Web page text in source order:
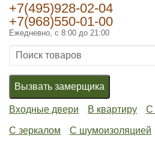
+7(495)928-02-04
+7(968)550-01-00
Ежедневно, с 8:00 до 21:00
Вызвать замерщика
Входные двери В квартиру С
С зеркалом С шумоизоляцией